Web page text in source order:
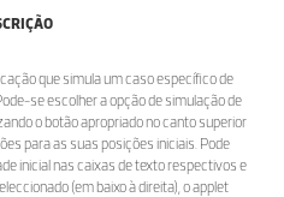
que simula um caso específico de
se escolher a opção de simulação de
o botão apropriado no canto superior
para as suas posições iniciais. Pode
inicial nas caixas de texto respectivos e
(em baixo à direita), o applet